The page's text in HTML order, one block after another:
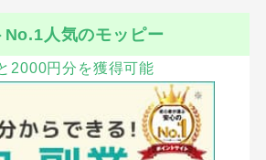
人気のモッピー
2000円分を獲得可能